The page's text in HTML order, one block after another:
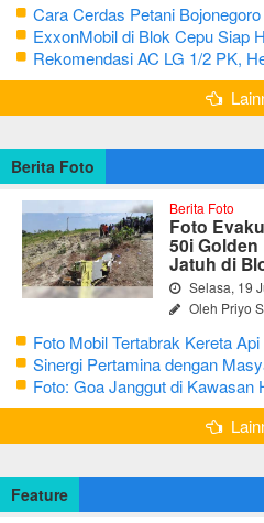
Cara Cerdas Petani
Keluarga
ExxonMobil di Blok Cepu Siap
Rekomendasi AC LG 1/2 PK,
Maksimal
Berita Foto
Berita Foto
Foto
50i Golden
Jatuh di
Selasa, 19
Oleh Priyo
Foto Mobil Tertabrak Kereta
Sinergi Pertamina dengan
Foto: Goa Janggut di Kawasan
Bojonegoro
Feature